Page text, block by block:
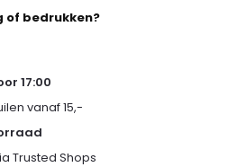
of bedrukken?
17:00
vanaf 15,-
Trusted Shops